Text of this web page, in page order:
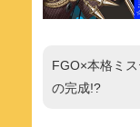
FGO×本格ミ
の完成!?